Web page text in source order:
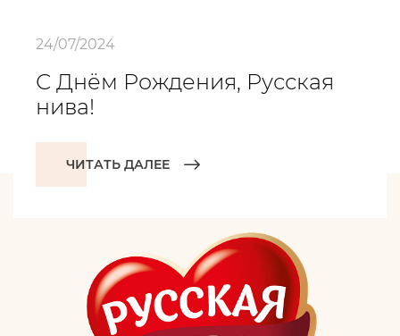
24/07/2024
С Днём Рождения, Русская
нива!
ЧИТАТЬ ДАЛЕЕ